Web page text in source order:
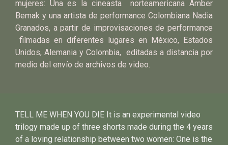
mujeres: Una es la cineasta norteamericana Amber
Bemak y una artista de performance Colombiana Nadia
Granados, a partir de improvisaciones de performance
filmadas en diferentes lugares en México, Estados
Unidos, Alemania y Colombia, editadas a distancia por
medio del envío de archivos de video.
TELL ME WHEN YOU DIE It is an experimental video
trilogy made up of three shorts made during the 4 years
of a loving relationship between two women: One is the